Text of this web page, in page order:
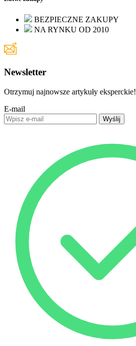
BEZPIECZNE ZAKUPY
NA RYNKU OD 2010
Newsletter
Otrzymuj najnowsze artykuły eksperckie!
E-mail
Wyślij